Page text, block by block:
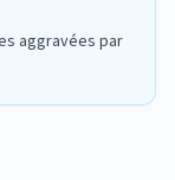
aggravées par